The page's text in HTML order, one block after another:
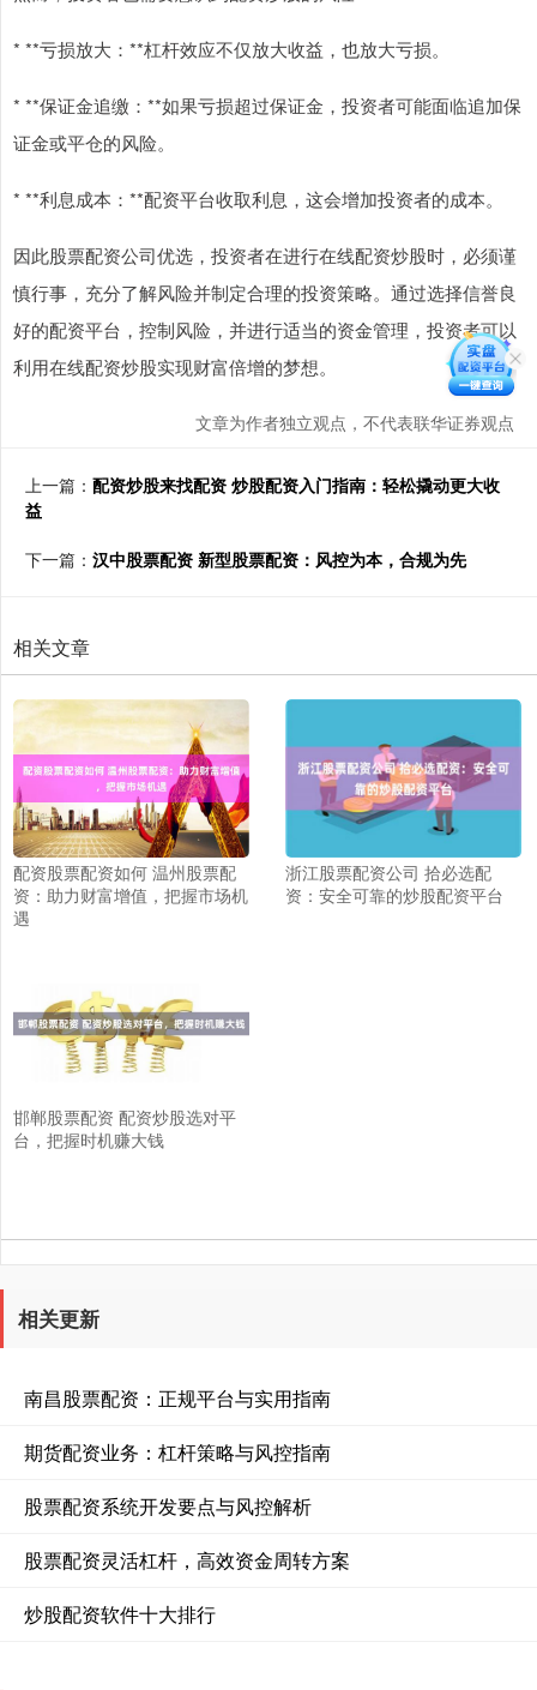
* **亏损放大：**杠杆效应不仅放大收益，也放大亏损。
* **保证金追缴：**如果亏损超过保证金，投资者可能面临追加保
证金或平仓的风险。
* **利息成本：**配资平台收取利息，这会增加投资者的成本。
因此股票配资公司优选，投资者在进行在线配资炒股时，必须谨
慎行事，充分了解风险并制定合理的投资策略。通过选择信誉良
好的配资平台，控制风险，并进行适当的资金管理，投资者可以
利用在线配资炒股实现财富倍增的梦想。
文章为作者独立观点，不代表联华证券观点
上一篇： 配资炒股来找配资 炒股配资入门指南：轻松撬动更大收
益
下一篇： 汉中股票配资 新型股票配资：风控为本，合规为先
相关文章
配资股票配资如何 温州股票配
资：助力财富增值，把握市场机
遇
浙江股票配资公司 拾必选配
资：安全可靠的炒股配资平台
邯郸股票配资 配资炒股选对平
台，把握时机赚大钱
相关更新
南昌股票配资：正规平台与实用指南
期货配资业务：杠杆策略与风控指南
股票配资系统开发要点与风控解析
股票配资灵活杠杆，高效资金周转方案
炒股配资软件十大排行